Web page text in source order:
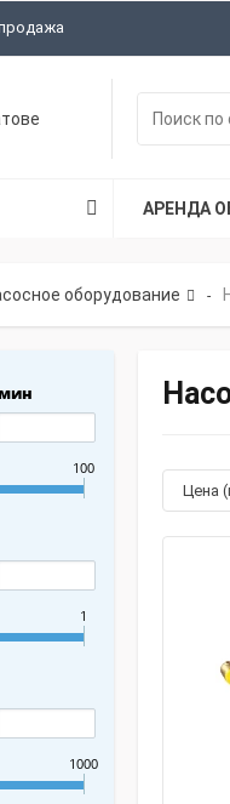
АРЕНДА
оборудование -
100
1
1000